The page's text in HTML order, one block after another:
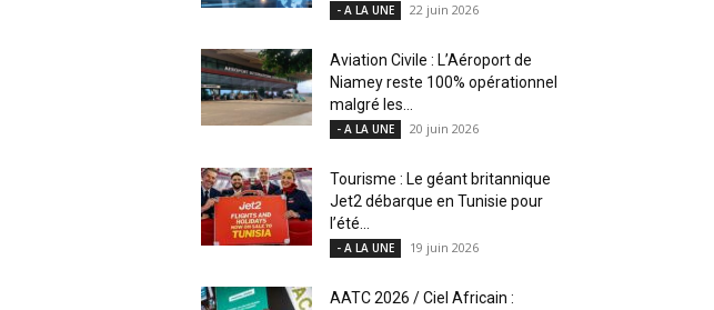
- A LA UNE 22 juin 2026
Aviation Civile : L’Aéroport de
Niamey reste 100% opérationnel
malgré les...
- A LA UNE 20 juin 2026
Tourisme : Le géant britannique
Jet2 débarque en Tunisie pour
l’été...
- A LA UNE 19 juin 2026
AATC 2026 / Ciel Africain :